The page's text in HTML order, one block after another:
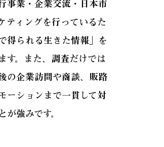
事業・企業交流・日本市
ティングを行っているた
得られる生きた情報」を
す。また、調査だけでは
の企業訪問や商談、販路
ーションまで一貫して対
が強みです。